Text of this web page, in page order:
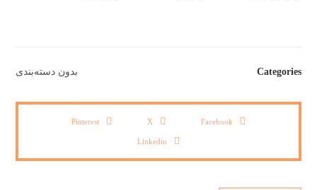
Categories بدون دسته‌بندی
Facebook
X
Pinterest
Linkedin